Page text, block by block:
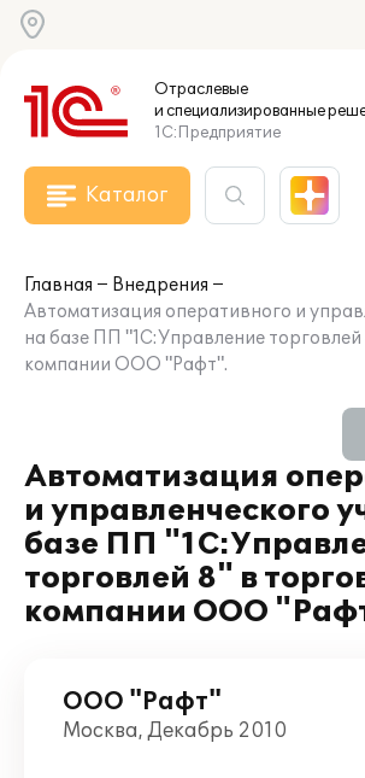
Отраслевые
и специализированные
1С:Предприятие
Каталог
Главная
Внедрения
Автоматизация оперативного и
на базе ПП "1С:Управление торговлей
компании ООО "Рафт".
Автоматизация
и управленческого
базе ПП
торговлей 8" в
компании ООО
ООО "Рафт"
Москва, Декабрь 2010